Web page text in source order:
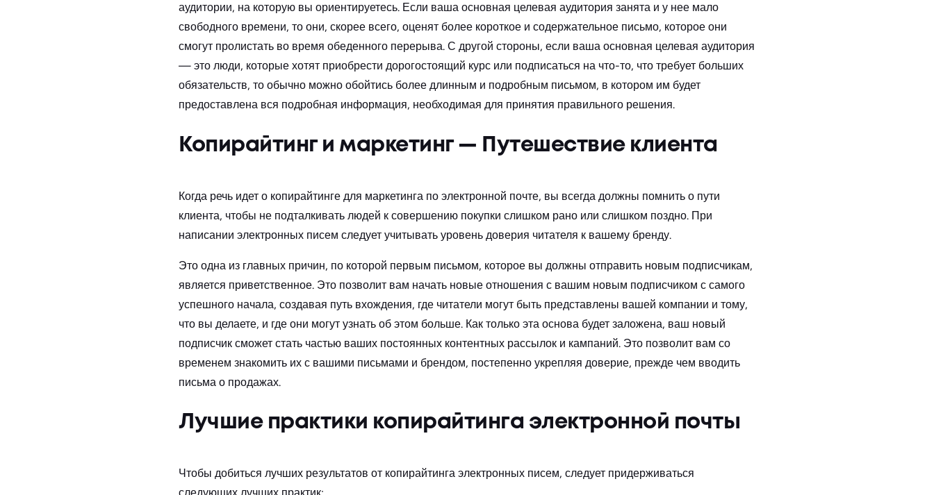
аудитории, на которую вы ориентируетесь. Если ваша основная целевая аудитория занята и у нее мало
свободного времени, то они, скорее всего, оценят более короткое и содержательное письмо, которое они
смогут пролистать во время обеденного перерыва. С другой стороны, если ваша основная целевая аудитория
— это люди, которые хотят приобрести дорогостоящий курс или подписаться на что-то, что требует больших
обязательств, то обычно можно обойтись более длинным и подробным письмом, в котором им будет
предоставлена вся подробная информация, необходимая для принятия правильного решения.
Копирайтинг и маркетинг — Путешествие клиента
Когда речь идет о копирайтинге для маркетинга по электронной почте, вы всегда должны помнить о пути
клиента, чтобы не подталкивать людей к совершению покупки слишком рано или слишком поздно. При
написании электронных писем следует учитывать уровень доверия читателя к вашему бренду.
Это одна из главных причин, по которой первым письмом, которое вы должны отправить новым подписчикам,
является приветственное. Это позволит вам начать новые отношения с вашим новым подписчиком с самого
успешного начала, создавая путь вхождения, где читатели могут быть представлены вашей компании и тому,
что вы делаете, и где они могут узнать об этом больше. Как только эта основа будет заложена, ваш новый
подписчик сможет стать частью ваших постоянных контентных рассылок и кампаний. Это позволит вам со
временем знакомить их с вашими письмами и брендом, постепенно укрепляя доверие, прежде чем вводить
письма о продажах.
Лучшие практики копирайтинга электронной почты
Чтобы добиться лучших результатов от копирайтинга электронных писем, следует придерживаться